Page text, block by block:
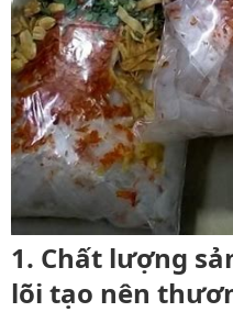
1. Chất lượng
lõi tạo nên